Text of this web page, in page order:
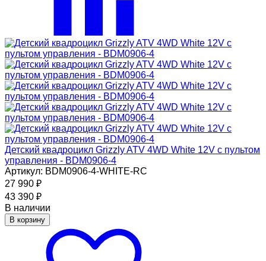
Детский квадроцикл Grizzly ATV 4WD White 12V с пультом
управления - BDM0906-4
Артикул: BDM0906-4-WHITE-RC
27 990 ₽
43 390 ₽
В наличии
В корзину